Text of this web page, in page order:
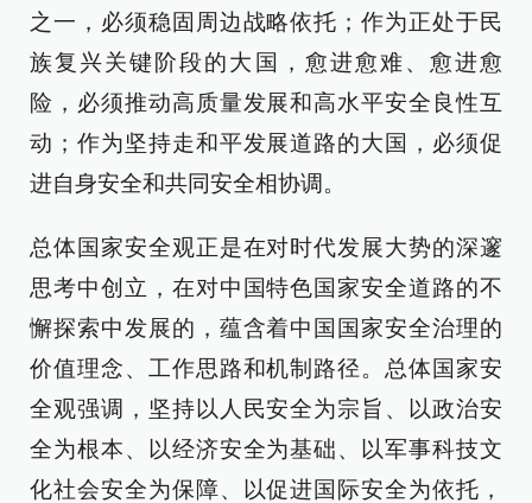
之一，必须稳固周边战略依托；作为正处于民
族复兴关键阶段的大国，愈进愈难、愈进愈
险，必须推动高质量发展和高水平安全良性互
动；作为坚持走和平发展道路的大国，必须促
进自身安全和共同安全相协调。
总体国家安全观正是在对时代发展大势的深邃
思考中创立，在对中国特色国家安全道路的不
懈探索中发展的，蕴含着中国国家安全治理的
价值理念、工作思路和机制路径。总体国家安
全观强调，坚持以人民安全为宗旨、以政治安
全为根本、以经济安全为基础、以军事科技文
化社会安全为保障、以促进国际安全为依托，